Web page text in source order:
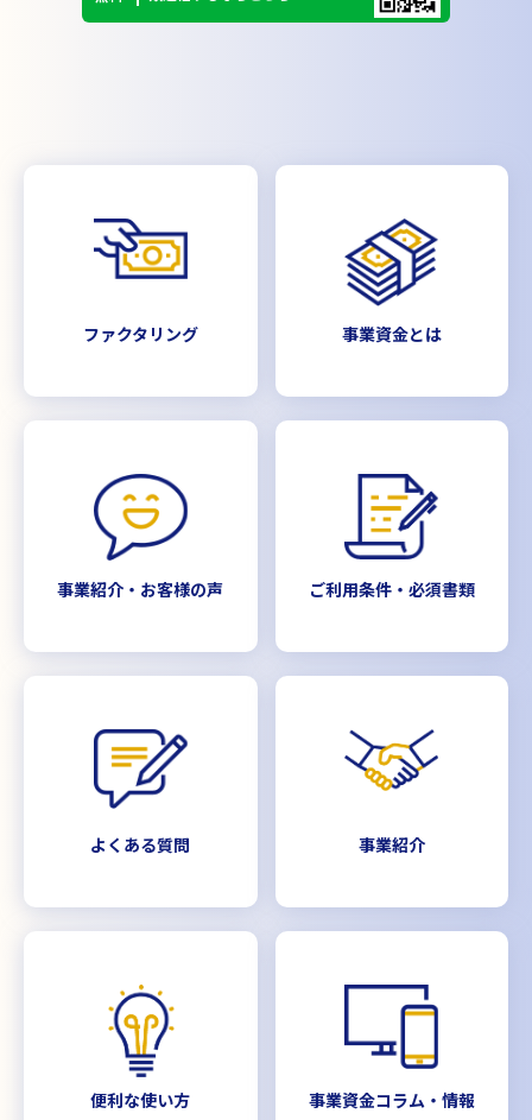
ファクタリング 事業資金とは
事業紹介・お客様の声 ご利用条件・必須書類
よくある質問 事業紹介
便利な使い方 事業資金コラム・情報